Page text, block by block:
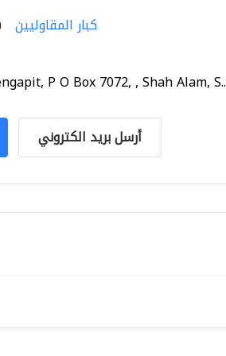
كبار المقاوليين
P O Box 7072, , Shah Alam,
أرسل بريد الكتروني